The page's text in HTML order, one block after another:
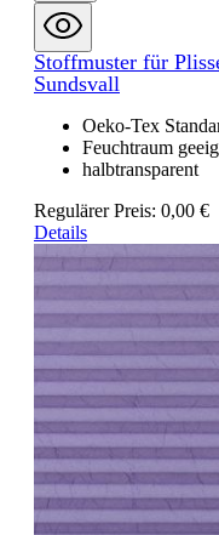
Stoffmuster für
Sundsvall
Oeko-Tex
Feuchtraum
halbtransparent
Regulärer Preis: 0,00 €
Details